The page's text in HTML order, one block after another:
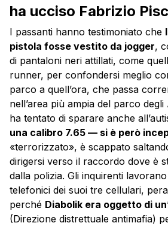
ha ucciso Fabrizio
I passanti hanno testimoniato che
pistola fosse vestito da jogger,
di pantaloni neri attillati, come
runner, per confondersi meglio
parco a quell’ora, che passa
nell’area più ampia del parco
ha tentato di sparare anche
una calibro 7.65 — si è però
«terrorizzato», è scappato
dirigersi verso il raccordo dove è
dalla polizia. Gli inquirenti
telefonici dei suoi tre cellulari,
perché Diabolik era oggetto di
(Direzione distrettuale antimafia)